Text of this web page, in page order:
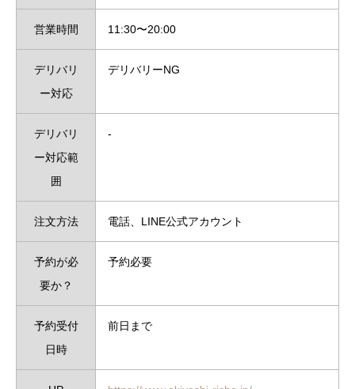
営業時間 11:30〜20:00
デリバリ
ー対応
デリバリーNG
デリバリ
ー対応範
囲
‐
注文方法 電話、LINE公式アカウント
予約が必
要か？
予約必要
予約受付
日時
前日まで